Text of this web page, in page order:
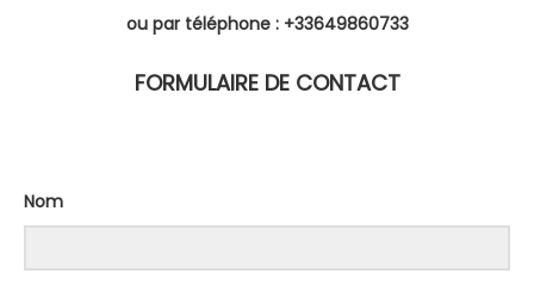
ou par téléphone : +33649860733
FORMULAIRE DE CONTACT
Nom